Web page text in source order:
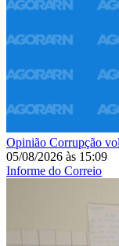
Opinião Corrupção
05/08/2026 às 15:09
Informe do Correio